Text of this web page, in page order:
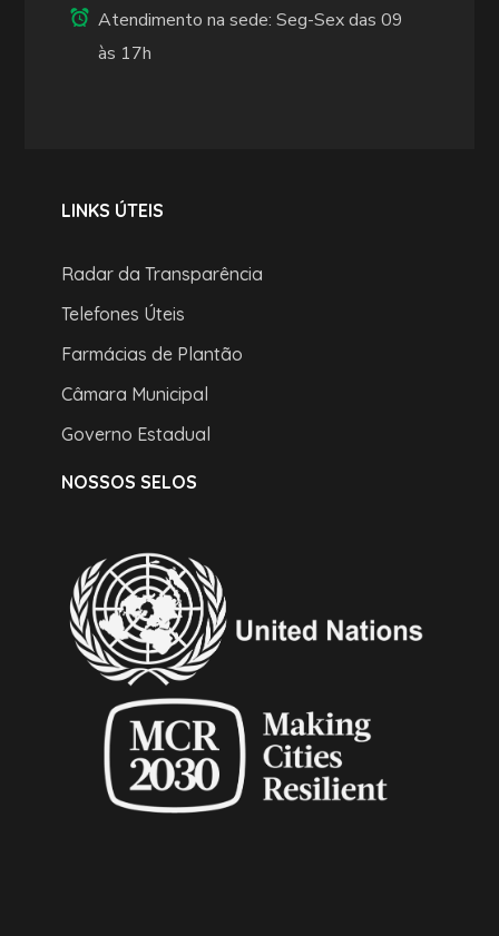
Atendimento na sede: Seg-Sex das 09
às 17h
LINKS ÚTEIS
Radar da Transparência
Telefones Úteis
Farmácias de Plantão
Câmara Municipal
Governo Estadual
NOSSOS SELOS